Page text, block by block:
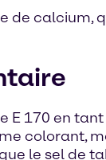
calcium,
E 170 en
colorant,
le sel de